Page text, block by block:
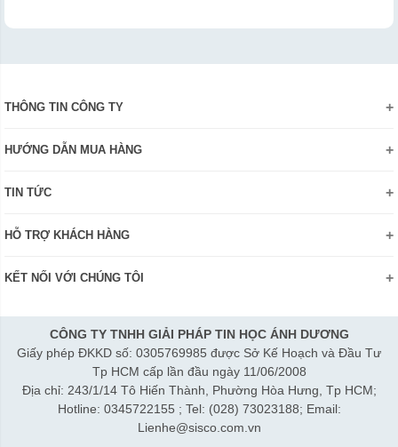
THÔNG TIN CÔNG TY
Chính sách bảo mật thông tin
HƯỚNG DẪN MUA HÀNG
Thanh toán và giao hàng
Hướng dẫn đăng ký tài khoản
Kiểm tra tình trạng đơn hàng
TIN TỨC
Review sản phẩm
HỖ TRỢ KHÁCH HÀNG
Hợp tác: LienHe@sisco.com.vn
Thời gian làm việc từ Thứ 2- Thứ 7:
Sáng 8h15-12h; Chiều 1h15-5h30
Thứ 7 làm đến 3h30 chiều.
KẾT NỐI VỚI CHÚNG TÔI
CÔNG TY TNHH GIẢI PHÁP TIN HỌC ÁNH DƯƠNG
Giấy phép ĐKKD số: 0305769985 được Sở Kế Hoạch và Đầu Tư
Tp HCM cấp lần đầu ngày 11/06/2008
Địa chỉ: 243/1/14 Tô Hiến Thành, Phường Hòa Hưng, Tp HCM;
Hotline: 0345722155 ; Tel: (028) 73023188; Email:
Lienhe@sisco.com.vn